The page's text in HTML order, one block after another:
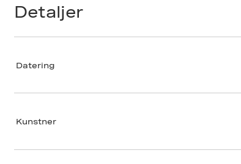
Detaljer
Datering
Kunstner